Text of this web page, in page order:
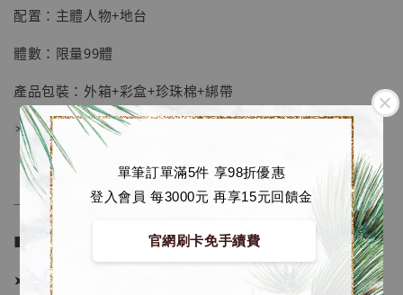
單筆訂單滿5件 享98折優惠
登入會員 每3000元 再享15元回饋金
官網刷卡免手續費
加購優惠【海賊王 布魯克達摩 [7STARS Studio]】
配置：主體人物+地台
體數：限量99體
產品包裝：外箱+彩盒+珍珠棉+綁帶
＊附銘牌
──────────────
■ 販售資訊 (NT$)：
➤ 價格 16980元 (訂金8480)